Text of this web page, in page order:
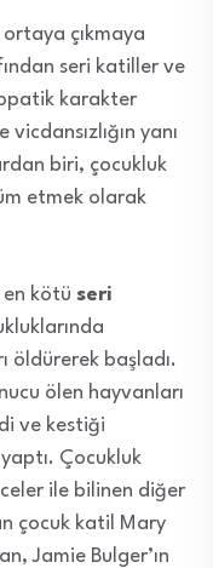
çıkmaya
seri katiller ve
karakter
yanı
biri, çocukluk
etmek olarak
kötü seri
öldürerek başladı.
ölen hayvanları
ve kestiği
Çocukluk
ile bilinen diğer
çocuk katil Mary
Jamie Bulger’ın